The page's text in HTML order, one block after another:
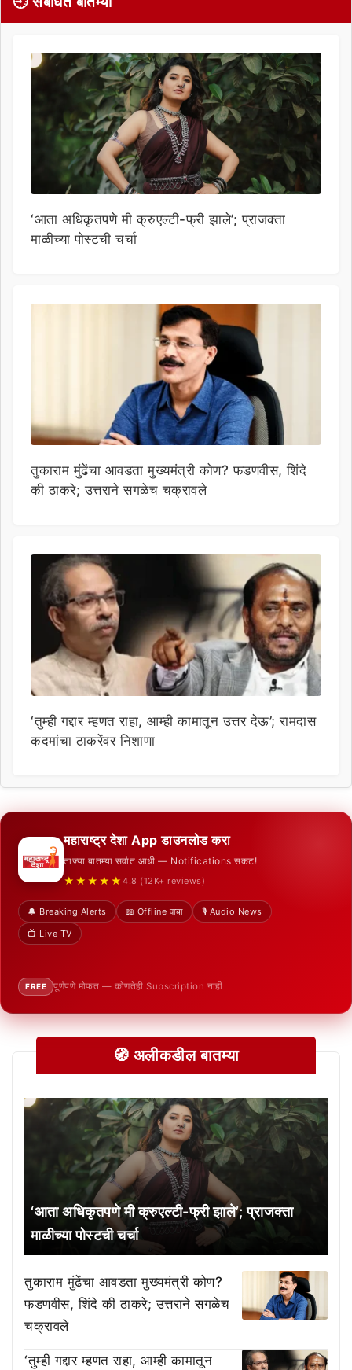
‘आता अधिकृतपणे मी क्रुएल्टी-फ्री झाले’; प्राजक्ता
माळीच्या पोस्टची चर्चा
तुकाराम मुंढेंचा आवडता मुख्यमंत्री कोण? फडणवीस, शिंदे
की ठाकरे; उत्तराने सगळेच चक्रावले
‘तुम्ही गद्दार म्हणत राहा, आम्ही कामातून उत्तर देऊ’; रामदास
कदमांचा ठाकरेंवर निशाणा
महाराष्ट्र देशा App डाउनलोड करा
ताज्या बातम्या सर्वात आधी — Notifications सकट!
★★★★★ 4.8 (12K+ reviews)
🔔 Breaking Alerts 📖 Offline वाचा
🎙️ Audio News
📺 Live TV
FREE पूर्णपणे मोफत — कोणतेही Subscription नाही
🧭 अलीकडील बातम्या
‘आता अधिकृतपणे मी क्रुएल्टी-फ्री झाले’; प्राजक्ता
माळीच्या पोस्टची चर्चा
तुकाराम मुंढेंचा आवडता मुख्यमंत्री कोण?
फडणवीस, शिंदे की ठाकरे; उत्तराने सगळेच
चक्रावले
‘तुम्ही गद्दार म्हणत राहा, आम्ही कामातून